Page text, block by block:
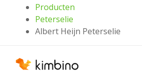
Producten
Peterselie
Albert Heijn Peterselie